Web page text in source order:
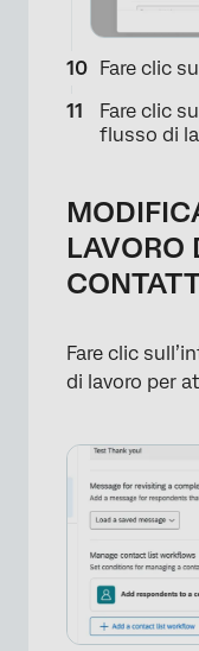
Fare clic su
Fare clic
flusso di
LAVORO
Fare clic
di lavoro per